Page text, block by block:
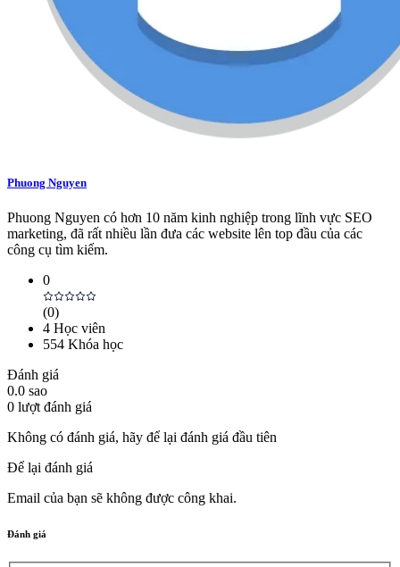
Phuong Nguyen
Phuong Nguyen có hơn 10 năm kinh nghiệp trong lĩnh vực SEO
marketing, đã rất nhiều lần đưa các website lên top đầu của các
công cụ tìm kiếm.
0
(0)
4 Học viên
554 Khóa học
Đánh giá
0.0 sao
0 lượt đánh giá
Không có đánh giá, hãy để lại đánh giá đầu tiên
Để lại đánh giá
Email của bạn sẽ không được công khai.
Đánh giá